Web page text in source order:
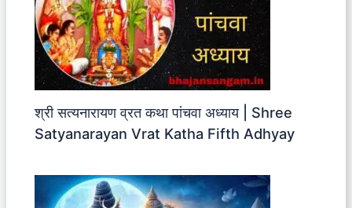
श्री सत्यनारायण व्रत कथा पांचवा अध्याय | Shree
Satyanarayan Vrat Katha Fifth Adhyay